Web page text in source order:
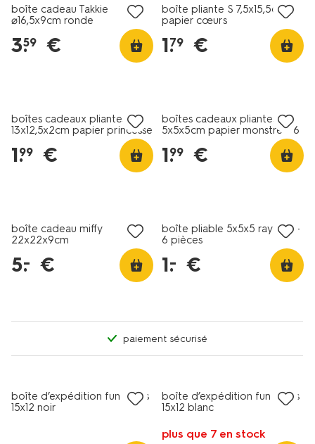
boîte cadeau Takkie
⌀16,5x9cm ronde
3.
59 €
boîte pliante S 7,5x15,5cm
papier cœurs
1.
79 €
boîtes cadeaux pliantes
13x12,5x2cm papier princesse
1.
99 €
boîtes cadeaux pliantes
5x5x5cm papier monstre - 6
1.
99 €
boîte cadeau miffy
22x22x9cm
5.
– €
boîte pliable 5x5x5 rayures -
6 pièces
1.
– €
paiement sécurisé
boîte d’expédition fun socks
15x12 noir
boîte d’expédition fun socks
15x12 blanc
plus que 7 en stock